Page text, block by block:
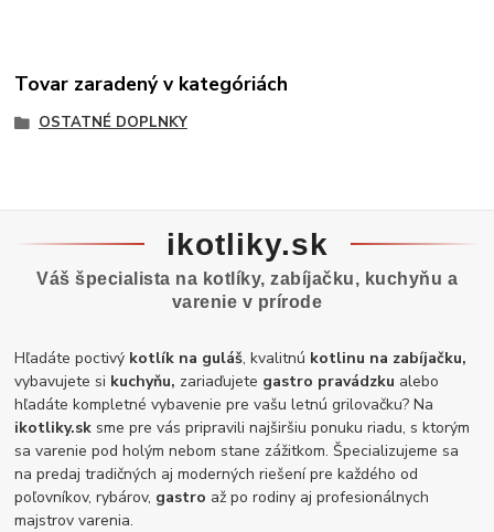
Tovar zaradený v kategóriách
OSTATNÉ DOPLNKY
ikotliky.sk
Váš špecialista na kotlíky, zabíjačku, kuchyňu a
varenie v prírode
Hľadáte poctivý kotlík na guláš, kvalitnú kotlinu na zabíjačku,
vybavujete si kuchyňu, zariaďujete gastro pravádzku alebo
hľadáte kompletné vybavenie pre vašu letnú grilovačku? Na
ikotliky.sk sme pre vás pripravili najširšiu ponuku riadu, s ktorým
sa varenie pod holým nebom stane zážitkom. Špecializujeme sa
na predaj tradičných aj moderných riešení pre každého od
poľovníkov, rybárov, gastro až po rodiny aj profesionálnych
majstrov varenia.